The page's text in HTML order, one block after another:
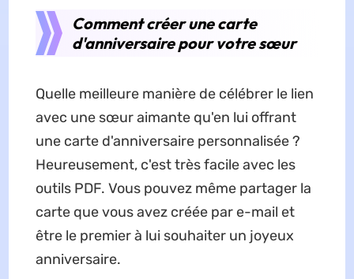
Comment créer une carte
d'anniversaire pour votre sœur
Quelle meilleure manière de célébrer le lien
avec une sœur aimante qu'en lui offrant
une carte d'anniversaire personnalisée ?
Heureusement, c'est très facile avec les
outils PDF. Vous pouvez même partager la
carte que vous avez créée par e-mail et
être le premier à lui souhaiter un joyeux
anniversaire.